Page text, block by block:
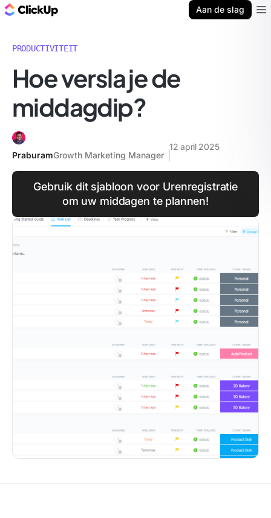
Aan de slag
PRODUCTIVITEIT
Hoe versla je de
middagdip?
PraburamGrowth Marketing Manager
12 april 2025
Gebruik dit sjabloon voor Urenregistratie
om uw middagen te plannen!